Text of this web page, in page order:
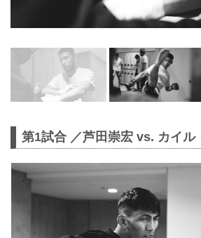
第1試合 ／芦田崇宏 vs. カイル